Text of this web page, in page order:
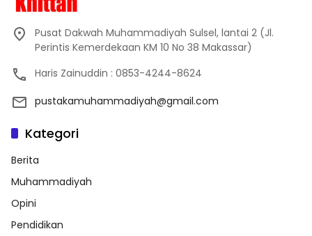
Pusat Dakwah Muhammadiyah Sulsel, lantai 2 (Jl.
Perintis Kemerdekaan KM 10 No 38 Makassar)
Haris Zainuddin : 0853-4244-8624
pustakamuhammadiyah@gmail.com
Kategori
Berita
Muhammadiyah
Opini
Pendidikan